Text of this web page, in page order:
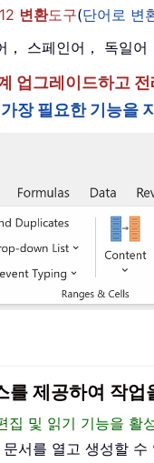
12 변환도구(단어로 변
스페인어， 독일
그레이드하고 전
가장 필요한 기능을
제공하여 작
및 읽기 기능을 활
서를 열고 생성할 수